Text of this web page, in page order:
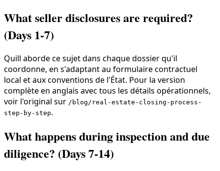
What seller disclosures are required?
(Days 1-7)
Quill aborde ce sujet dans chaque dossier qu'il
coordonne, en s'adaptant au formulaire contractuel
local et aux conventions de l'État. Pour la version
complète en anglais avec tous les détails opérationnels,
voir l'original sur /blog/real-estate-closing-process-
step-by-step.
What happens during inspection and due
diligence? (Days 7-14)